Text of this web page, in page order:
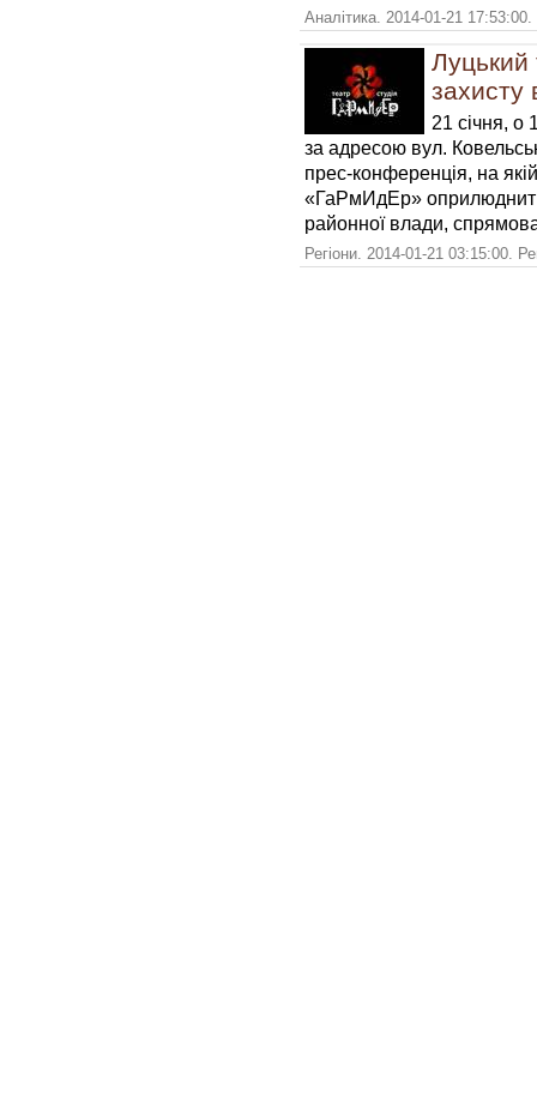
Аналітика. 2014-01-21
захисту
21 січня, о
за адресою вул.
прес-конференція, на
«ГаРмИдЕр»
районної влади,
Регіони. 2014-01-21 03:15:00.